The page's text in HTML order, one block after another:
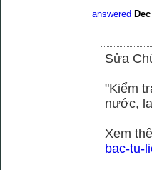
answered
Sửa
"Kiểm
nước,
Xem
bac-tu-